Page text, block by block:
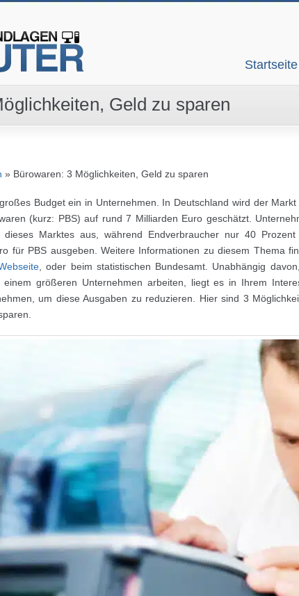
Startseite
Geld zu sparen
» Bürowaren: 3 Möglichkeiten, Geld zu sparen
Budget ein in Unternehmen. In Deutschland wird der Markt
(kurz: PBS) auf rund 7 Milliarden Euro geschätzt.
Marktes aus, während Endverbraucher nur 40
für PBS ausgeben. Weitere Informationen zu diesem Thema
, oder beim statistischen Bundesamt. Unabhängig
größeren Unternehmen arbeiten, liegt es in Ihrem
um diese Ausgaben zu reduzieren. Hier sind 3